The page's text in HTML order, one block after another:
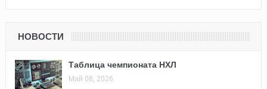
НОВОСТИ
Таблица чемпионата НХЛ
Май 08, 2026